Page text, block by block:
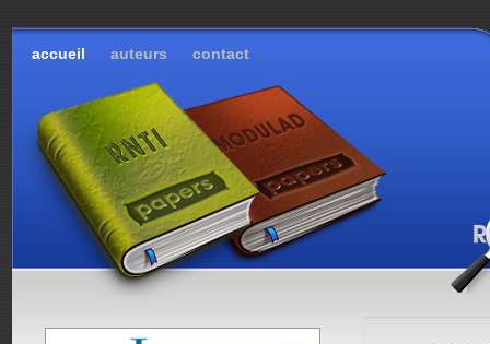
accueil auteurs contact